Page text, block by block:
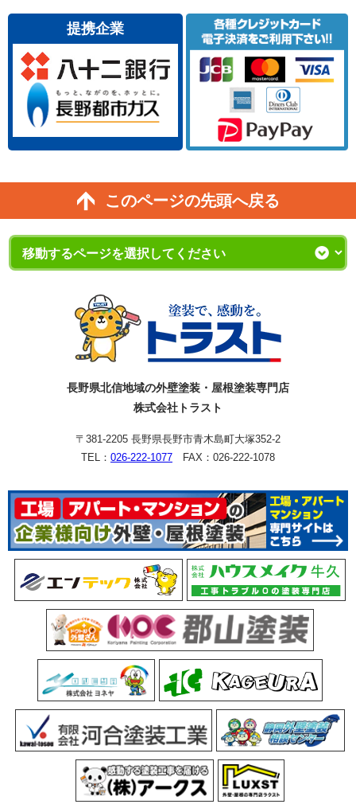
提携企業
このページの先頭へ戻る
長野県北信地域の外壁塗装・屋根塗装専門店
株式会社トラスト
〒381-2205 長野県長野市青木島町大塚352-2
TEL： 026-222-1077 FAX：026-222-1078